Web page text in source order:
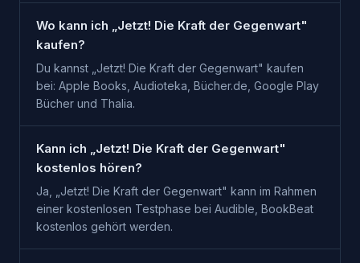
Wo kann ich „Jetzt! Die Kraft der Gegenwart"
kaufen?
Du kannst „Jetzt! Die Kraft der Gegenwart" kaufen
bei: Apple Books, Audioteka, Bücher.de, Google Play
Bücher und Thalia.
Kann ich „Jetzt! Die Kraft der Gegenwart"
kostenlos hören?
Ja, „Jetzt! Die Kraft der Gegenwart" kann im Rahmen
einer kostenlosen Testphase bei Audible, BookBeat
kostenlos gehört werden.